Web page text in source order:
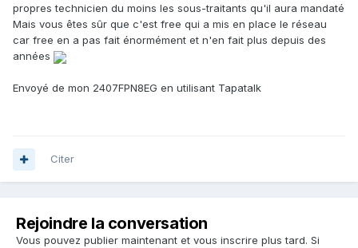
propres technicien du moins les sous-traitants qu'il aura mandaté
Mais vous êtes sûr que c'est free qui a mis en place le réseau
car free en a pas fait énormément et n'en fait plus depuis des
années
Envoyé de mon 2407FPN8EG en utilisant Tapatalk
Citer
Rejoindre la conversation
Vous pouvez publier maintenant et vous inscrire plus tard. Si